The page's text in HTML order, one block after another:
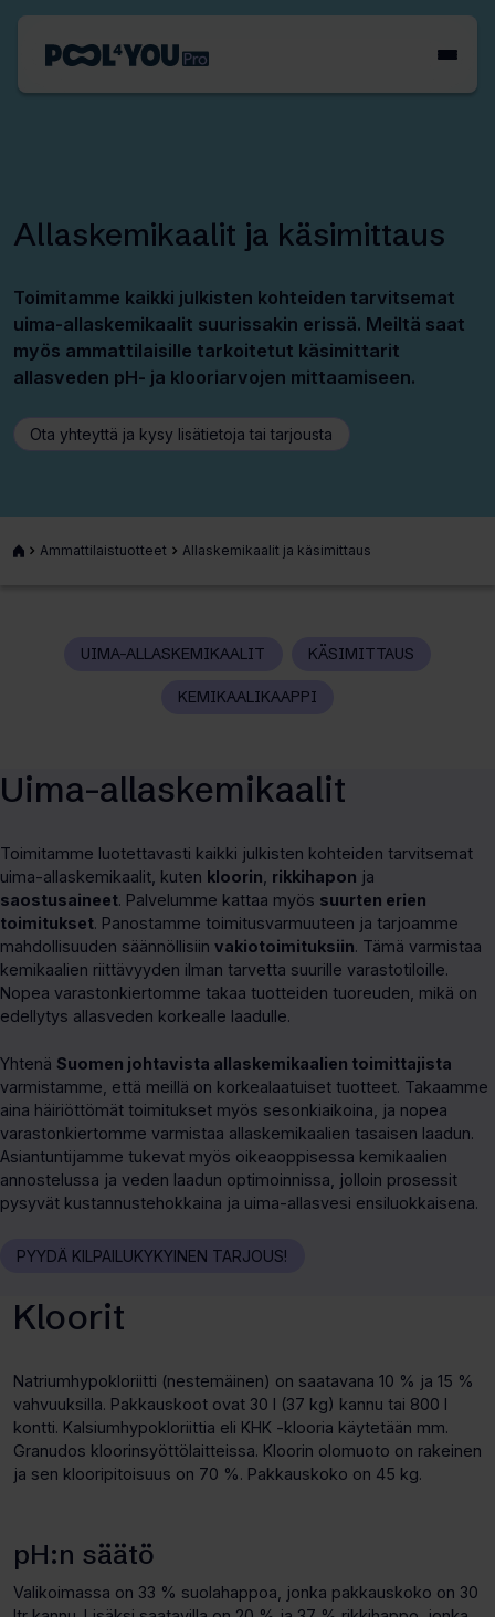
Etusivu
Allaskemikaalit ja käsimittaus
Toimitamme kaikki julkisten kohteiden tarvitsemat
uima-allaskemikaalit suurissakin erissä. Meiltä saat
myös ammattilaisille tarkoitetut käsimittarit
allasveden pH- ja klooriarvojen mittaamiseen.
Ota yhteyttä ja kysy lisätietoja tai tarjousta
EtusivuAmmattilaistuotteet Allaskemikaalit ja käsimittaus
UIMA-ALLASKEMIKAALIT KÄSIMITTAUS
KEMIKAALIKAAPPI
Uima-allaskemikaalit
Toimitamme luotettavasti kaikki julkisten kohteiden tarvitsemat
uima-allaskemikaalit, kuten kloorin, rikkihapon ja
saostusaineet. Palvelumme kattaa myös suurten erien
toimitukset. Panostamme toimitusvarmuuteen ja tarjoamme
mahdollisuuden säännöllisiin vakiotoimituksiin. Tämä varmistaa
kemikaalien riittävyyden ilman tarvetta suurille varastotiloille.
Nopea varastonkiertomme takaa tuotteiden tuoreuden, mikä on
edellytys allasveden korkealle laadulle.
Yhtenä Suomen johtavista allaskemikaalien toimittajista
varmistamme, että meillä on korkealaatuiset tuotteet. Takaamme
aina häiriöttömät toimitukset myös sesonkiaikoina, ja nopea
varastonkiertomme varmistaa allaskemikaalien tasaisen laadun.
Asiantuntijamme tukevat myös oikeaoppisessa kemikaalien
annostelussa ja veden laadun optimoinnissa, jolloin prosessit
pysyvät kustannustehokkaina ja uima-allasvesi ensiluokkaisena.
PYYDÄ KILPAILUKYKYINEN TARJOUS!
Kloorit
Natriumhypokloriitti (nestemäinen) on saatavana 10 % ja 15 %
vahvuuksilla. Pakkauskoot ovat 30 l (37 kg) kannu tai 800 l
kontti. Kalsiumhypokloriittia eli KHK -klooria käytetään mm.
Granudos kloorinsyöttölaitteissa. Kloorin olomuoto on rakeinen
ja sen klooripitoisuus on 70 %. Pakkauskoko on 45 kg.
pH:n säätö
Valikoimassa on 33 % suolahappoa, jonka pakkauskoko on 30